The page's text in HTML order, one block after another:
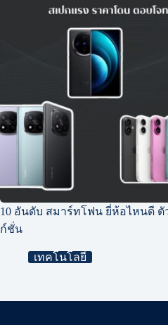
10 อันดับ สมาร์ทโฟน ยี่ห้อไหนดี ตั
ก์ชั่น
เทคโนโลยี